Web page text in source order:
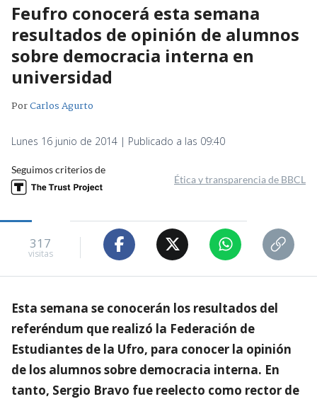
Feufro conocerá esta semana
resultados de opinión de alumnos
sobre democracia interna en
universidad
PorCarlos Agurto
Lunes 16 junio de 2014 | Publicado a las 09:40
Seguimos criterios de
Ética y transparencia de BBCL
317
visitas
Esta semana se conocerán los resultados del
referéndum que realizó la Federación de
Estudiantes de la Ufro, para conocer la opinión
de los alumnos sobre democracia interna. En
tanto, Sergio Bravo fue reelecto como rector de